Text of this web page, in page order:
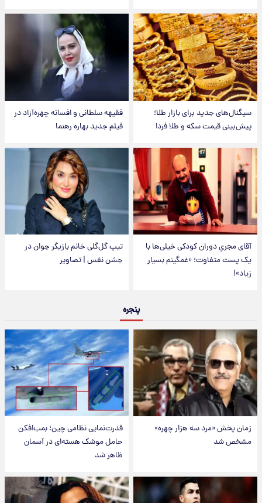
سیگنال‌های جدید برای بازار طلا؛
پیش‌بینی قیمت سکه و طلا فردا
فقیهه سلطانی و افسانه چهره‌آزاد در
فیلم جدید بهاره رهنما
آقای مجریِ دوران کودکی خیلی‌ها با
یک پست متفاوت؛ «غمگینم بسیار
زیاد»!
تیپ گل‌گلی خانم بازیگر جوان در
جشن نفس | تصاویر
پنجره
زمان پخش «مرد سه هزار چهره»
مشخص شد
قدرت‌نمایی نظامی چین؛ بمب‌افکن
حامل موشک هسته‌ای در آسمان
ظاهر شد